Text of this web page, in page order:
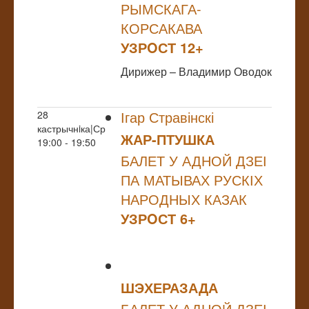
РЫМСКАГА-
КОРСАКАВА
УЗРOСТ 12+
Дирижер – Владимир Оводок
28
кастрычнiка|Ср
19:00 - 19:50
Ігар Стравінскі
ЖАР-ПТУШКА
БАЛЕТ У АДНОЙ ДЗЕІ
ПА МАТЫВАХ РУСКІХ
НАРОДНЫХ КАЗАК
УЗРOСТ 6+
ШЭХЕРАЗАДА